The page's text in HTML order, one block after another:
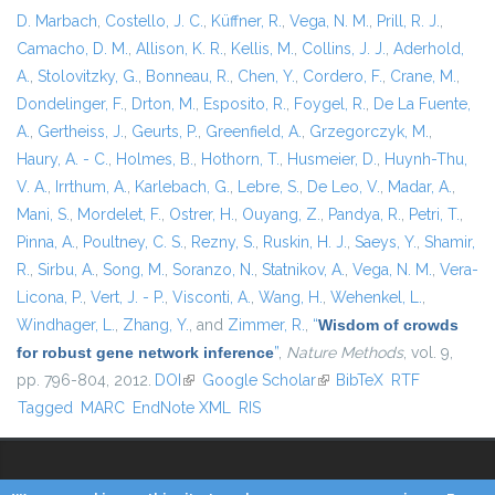
D. Marbach, Costello, J. C., Küffner, R., Vega, N. M., Prill, R. J.,
Camacho, D. M., Allison, K. R., Kellis, M., Collins, J. J., Aderhold,
A., Stolovitzky, G., Bonneau, R., Chen, Y., Cordero, F., Crane, M.,
Dondelinger, F., Drton, M., Esposito, R., Foygel, R., De La Fuente,
A., Gertheiss, J., Geurts, P., Greenfield, A., Grzegorczyk, M.,
Haury, A. - C., Holmes, B., Hothorn, T., Husmeier, D., Huynh-Thu,
V. A., Irrthum, A., Karlebach, G., Lebre, S., De Leo, V., Madar, A.,
Mani, S., Mordelet, F., Ostrer, H., Ouyang, Z., Pandya, R., Petri, T.,
Pinna, A., Poultney, C. S., Rezny, S., Ruskin, H. J., Saeys, Y., Shamir,
R., Sirbu, A., Song, M., Soranzo, N., Statnikov, A., Vega, N. M., Vera-
Licona, P., Vert, J. - P., Visconti, A., Wang, H., Wehenkel, L.,
Windhager, L., Zhang, Y., and Zimmer, R., “Wisdom of crowds
for robust gene network inference”, Nature Methods, vol. 9,
pp. 796-804, 2012. DOI (link is external)
Google Scholar(link is external)
BibTeX RTF
Tagged MARC EndNote XML RIS